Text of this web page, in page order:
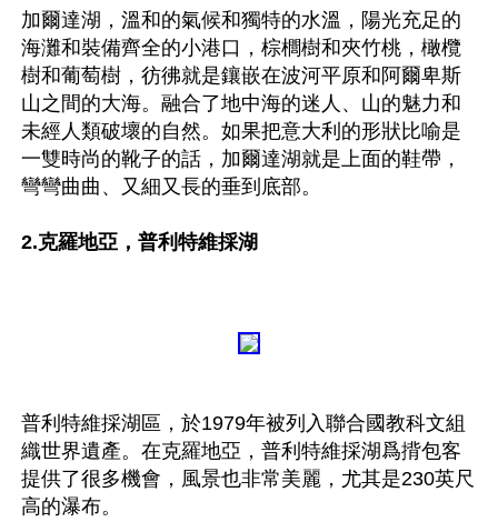
加爾達湖，溫和的氣候和獨特的水溫，陽光充足的
海灘和裝備齊全的小港口，棕櫚樹和夾竹桃，橄欖
樹和葡萄樹，彷彿就是鑲嵌在波河平原和阿爾卑斯
山之間的大海。融合了地中海的迷人、山的魅力和
未經人類破壞的自然。如果把意大利的形狀比喻是
一雙時尚的靴子的話，加爾達湖就是上面的鞋帶，
彎彎曲曲、又細又長的垂到底部。
2.克羅地亞，普利特維採湖
普利特維採湖區，於1979年被列入聯合國教科文組
織世界遺產。在克羅地亞，普利特維採湖爲揹包客
提供了很多機會，風景也非常美麗，尤其是230英尺
高的瀑布。